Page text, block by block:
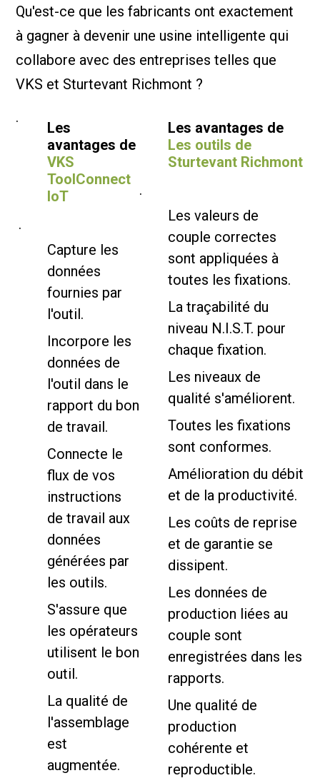
Qu'est-ce que les fabricants ont exactement
à gagner à devenir une usine intelligente qui
collabore avec des entreprises telles que
VKS et Sturtevant Richmont ?
.
Les
avantages de
VKS
ToolConnect
IoT
.
Capture les
données
fournies par
l'outil.
Incorpore les
données de
l'outil dans le
rapport du bon
de travail.
Connecte le
flux de vos
instructions
de travail aux
données
générées par
les outils.
S'assure que
les opérateurs
utilisent le bon
outil.
La qualité de
l'assemblage
est
augmentée.
Les avantages de
Les outils de
Sturtevant Richmont
.
Les valeurs de
couple correctes
sont appliquées à
toutes les fixations.
La traçabilité du
niveau N.I.S.T. pour
chaque fixation.
Les niveaux de
qualité s'améliorent.
Toutes les fixations
sont conformes.
Amélioration du débit
et de la productivité.
Les coûts de reprise
et de garantie se
dissipent.
Les données de
production liées au
couple sont
enregistrées dans les
rapports.
Une qualité de
production
cohérente et
reproductible.